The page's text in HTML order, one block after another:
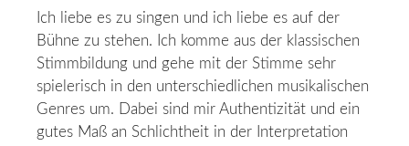
Ich liebe es zu singen und ich liebe es auf der
Bühne zu stehen. Ich komme aus der klassischen
Stimmbildung und gehe mit der Stimme sehr
spielerisch in den unterschiedlichen musikalischen
Genres um. Dabei sind mir Authentizität und ein
gutes Maß an Schlichtheit in der Interpretation